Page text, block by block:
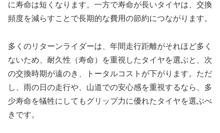
に寿命は短くなります。一方で寿命が長いタイヤは、交換
頻度を減らすことで長期的な費用の節約につながります。
多くのリターンライダーは、年間走行距離がそれほど多く
ないため、耐久性（寿命）を重視したタイヤを選ぶと、次
の交換時期が遠のき、トータルコストが下がります。ただ
し、雨の日の走行や、山道での安心感を重視するなら、多
少寿命を犠牲にしてもグリップ力に優れたタイヤを選ぶべ
きです。